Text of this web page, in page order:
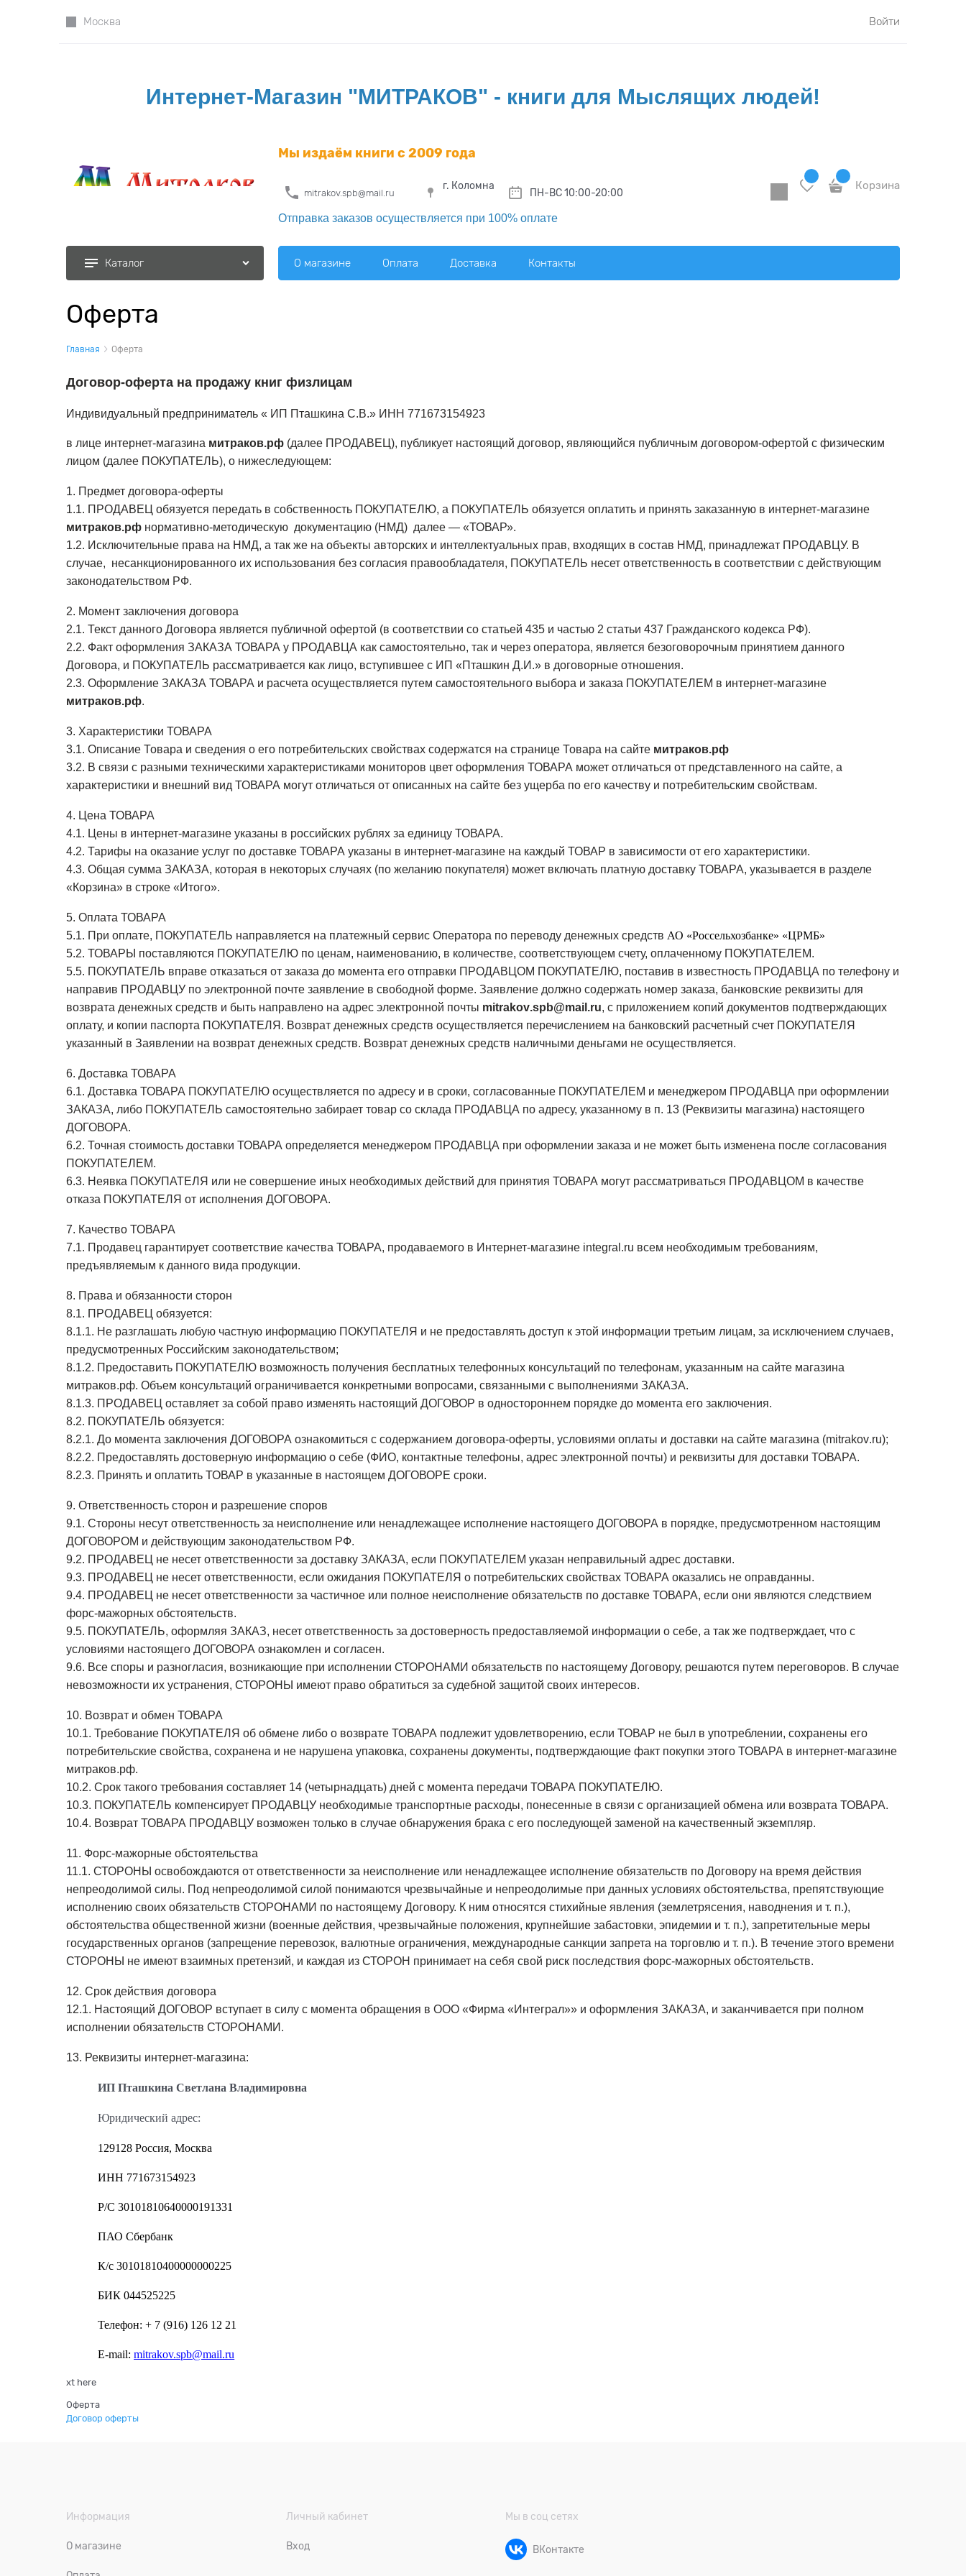
Москва Войти
Интернет-Магазин "МИТРАКОВ" - книги для Мыслящих людей!
Мы издаём книги с 2009 года
mitrakov.spb@mail.ru
г. Коломна
ПН-ВС 10:00-20:00
Отправка заказов осуществляется при 100% оплате
Корзина
Каталог О магазине Оплата Доставка Контакты
Оферта
Главная Оферта
Договор-оферта на продажу книг физлицам
Индивидуальный предприниматель « ИП Пташкина С.В.» ИНН 771673154923
в лице интернет-магазина митраков.рф (далее ПРОДАВЕЦ), публикует настоящий договор, являющийся публичным договором-офертой с физическим
лицом (далее ПОКУПАТЕЛЬ), о нижеследующем:
1. Предмет договора-оферты
1.1. ПРОДАВЕЦ обязуется передать в собственность ПОКУПАТЕЛЮ, а ПОКУПАТЕЛЬ обязуется оплатить и принять заказанную в интернет-магазине
митраков.рф нормативно-методическую документацию (НМД) далее — «ТОВАР».
1.2. Исключительные права на НМД, а так же на объекты авторских и интеллектуальных прав, входящих в состав НМД, принадлежат ПРОДАВЦУ. В
случае, несанкционированного их использования без согласия правообладателя, ПОКУПАТЕЛЬ несет ответственность в соответствии с действующим
законодательством РФ.
2. Момент заключения договора
2.1. Текст данного Договора является публичной офертой (в соответствии со статьей 435 и частью 2 статьи 437 Гражданского кодекса РФ).
2.2. Факт оформления ЗАКАЗА ТОВАРА у ПРОДАВЦА как самостоятельно, так и через оператора, является безоговорочным принятием данного
Договора, и ПОКУПАТЕЛЬ рассматривается как лицо, вступившее с ИП «Пташкин Д.И.» в договорные отношения.
2.3. Оформление ЗАКАЗА ТОВАРА и расчета осуществляется путем самостоятельного выбора и заказа ПОКУПАТЕЛЕМ в интернет-магазине
митраков.рф.
3. Характеристики ТОВАРА
3.1. Описание Товара и сведения о его потребительских свойствах содержатся на странице Товара на сайте митраков.рф
3.2. В связи с разными техническими характеристиками мониторов цвет оформления ТОВАРА может отличаться от представленного на сайте, а
характеристики и внешний вид ТОВАРА могут отличаться от описанных на сайте без ущерба по его качеству и потребительским свойствам.
4. Цена ТОВАРА
4.1. Цены в интернет-магазине указаны в российских рублях за единицу ТОВАРА.
4.2. Тарифы на оказание услуг по доставке ТОВАРА указаны в интернет-магазине на каждый ТОВАР в зависимости от его характеристики.
4.3. Общая сумма ЗАКАЗА, которая в некоторых случаях (по желанию покупателя) может включать платную доставку ТОВАРА, указывается в разделе
«Корзина» в строке «Итого».
5. Оплата ТОВАРА
5.1. При оплате, ПОКУПАТЕЛЬ направляется на платежный сервис Оператора по переводу денежных средств АО «Россельхозбанке» «ЦРМБ»
5.2. ТОВАРЫ поставляются ПОКУПАТЕЛЮ по ценам, наименованию, в количестве, соответствующем счету, оплаченному ПОКУПАТЕЛЕМ.
5.5. ПОКУПАТЕЛЬ вправе отказаться от заказа до момента его отправки ПРОДАВЦОМ ПОКУПАТЕЛЮ, поставив в известность ПРОДАВЦА по телефону и
направив ПРОДАВЦУ по электронной почте заявление в свободной форме. Заявление должно содержать номер заказа, банковские реквизиты для
возврата денежных средств и быть направлено на адрес электронной почты mitrakov.spb@mail .ru, с приложением копий документов подтверждающих
оплату, и копии паспорта ПОКУПАТЕЛЯ. Возврат денежных средств осуществляется перечислением на банковский расчетный счет ПОКУПАТЕЛЯ
указанный в Заявлении на возврат денежных средств. Возврат денежных средств наличными деньгами не осуществляется.
6. Доставка ТОВАРА
6.1. Доставка ТОВАРА ПОКУПАТЕЛЮ осуществляется по адресу и в сроки, согласованные ПОКУПАТЕЛЕМ и менеджером ПРОДАВЦА при оформлении
ЗАКАЗА, либо ПОКУПАТЕЛЬ самостоятельно забирает товар со склада ПРОДАВЦА по адресу, указанному в п. 13 (Реквизиты магазина) настоящего
ДОГОВОРА.
6.2. Точная стоимость доставки ТОВАРА определяется менеджером ПРОДАВЦА при оформлении заказа и не может быть изменена после согласования
ПОКУПАТЕЛЕМ.
6.3. Неявка ПОКУПАТЕЛЯ или не совершение иных необходимых действий для принятия ТОВАРА могут рассматриваться ПРОДАВЦОМ в качестве
отказа ПОКУПАТЕЛЯ от исполнения ДОГОВОРА.
7. Качество ТОВАРА
7.1. Продавец гарантирует соответствие качества ТОВАРА, продаваемого в Интернет-магазине integral.ru всем необходимым требованиям,
предъявляемым к данного вида продукции.
8. Права и обязанности сторон
8.1. ПРОДАВЕЦ обязуется:
8.1.1. Не разглашать любую частную информацию ПОКУПАТЕЛЯ и не предоставлять доступ к этой информации третьим лицам, за исключением случаев,
предусмотренных Российским законодательством;
8.1.2. Предоставить ПОКУПАТЕЛЮ возможность получения бесплатных телефонных консультаций по телефонам, указанным на сайте магазина
митраков.рф. Объем консультаций ограничивается конкретными вопросами, связанными с выполнениями ЗАКАЗА.
8.1.3. ПРОДАВЕЦ оставляет за собой право изменять настоящий ДОГОВОР в одностороннем порядке до момента его заключения.
8.2. ПОКУПАТЕЛЬ обязуется:
8.2.1. До момента заключения ДОГОВОРА ознакомиться с содержанием договора-оферты, условиями оплаты и доставки на сайте магазина (mitrakov.ru);
8.2.2. Предоставлять достоверную информацию о себе (ФИО, контактные телефоны, адрес электронной почты) и реквизиты для доставки ТОВАРА.
8.2.3. Принять и оплатить ТОВАР в указанные в настоящем ДОГОВОРЕ сроки.
9. Ответственность сторон и разрешение споров
9.1. Стороны несут ответственность за неисполнение или ненадлежащее исполнение настоящего ДОГОВОРА в порядке, предусмотренном настоящим
ДОГОВОРОМ и действующим законодательством РФ.
9.2. ПРОДАВЕЦ не несет ответственности за доставку ЗАКАЗА, если ПОКУПАТЕЛЕМ указан неправильный адрес доставки.
9.3. ПРОДАВЕЦ не несет ответственности, если ожидания ПОКУПАТЕЛЯ о потребительских свойствах ТОВАРА оказались не оправданны.
9.4. ПРОДАВЕЦ не несет ответственности за частичное или полное неисполнение обязательств по доставке ТОВАРА, если они являются следствием
форс-мажорных обстоятельств.
9.5. ПОКУПАТЕЛЬ, оформляя ЗАКАЗ, несет ответственность за достоверность предоставляемой информации о себе, а так же подтверждает, что с
условиями настоящего ДОГОВОРА ознакомлен и согласен.
9.6. Все споры и разногласия, возникающие при исполнении СТОРОНАМИ обязательств по настоящему Договору, решаются путем переговоров. В случае
невозможности их устранения, СТОРОНЫ имеют право обратиться за судебной защитой своих интересов.
10. Возврат и обмен ТОВАРА
10.1. Требование ПОКУПАТЕЛЯ об обмене либо о возврате ТОВАРА подлежит удовлетворению, если ТОВАР не был в употреблении, сохранены его
потребительские свойства, сохранена и не нарушена упаковка, сохранены документы, подтверждающие факт покупки этого ТОВАРА в интернет-магазине
митраков.рф.
10.2. Срок такого требования составляет 14 (четырнадцать) дней с момента передачи ТОВАРА ПОКУПАТЕЛЮ.
10.3. ПОКУПАТЕЛЬ компенсирует ПРОДАВЦУ необходимые транспортные расходы, понесенные в связи с организацией обмена или возврата ТОВАРА.
10.4. Возврат ТОВАРА ПРОДАВЦУ возможен только в случае обнаружения брака с его последующей заменой на качественный экземпляр.
11. Форс-мажорные обстоятельства
11.1. СТОРОНЫ освобождаются от ответственности за неисполнение или ненадлежащее исполнение обязательств по Договору на время действия
непреодолимой силы. Под непреодолимой силой понимаются чрезвычайные и непреодолимые при данных условиях обстоятельства, препятствующие
исполнению своих обязательств СТОРОНАМИ по настоящему Договору. К ним относятся стихийные явления (землетрясения, наводнения и т. п.),
обстоятельства общественной жизни (военные действия, чрезвычайные положения, крупнейшие забастовки, эпидемии и т. п.), запретительные меры
государственных органов (запрещение перевозок, валютные ограничения, международные санкции запрета на торговлю и т. п.). В течение этого времени
СТОРОНЫ не имеют взаимных претензий, и каждая из СТОРОН принимает на себя свой риск последствия форс-мажорных обстоятельств.
12. Срок действия договора
12.1. Настоящий ДОГОВОР вступает в силу с момента обращения в ООО «Фирма «Интеграл»» и оформления ЗАКАЗА, и заканчивается при полном
исполнении обязательств СТОРОНАМИ.
13. Реквизиты интернет-магазина:
ИП Пташкина Светлана Владимировна
Юридический адрес:
129128 Россия, Москва
ИНН 771673154923
Р/С30101810640000191331
ПАО Сбербанк
К/с 30101810400000000225
БИК 044525225
Телефон: + 7 (916) 126 12 21
E-mail:mitrakov.spb@mail.ru
xt here
Оферта
Договор оферты
Информация
О магазине
Личный кабинет
Вход
Мы в соц сетях
ВКонтакте